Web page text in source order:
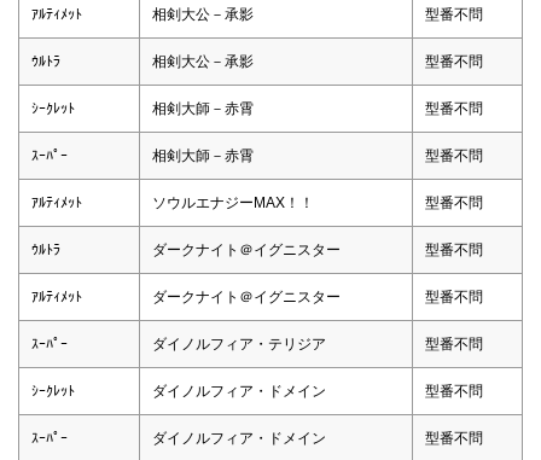
ｱﾙﾃｨﾒｯﾄ 相剣大公－承影 型番不問
ｳﾙﾄﾗ 相剣大公－承影 型番不問
ｼｰｸﾚｯﾄ 相剣大師－赤霄 型番不問
ｽｰﾊﾟｰ 相剣大師－赤霄 型番不問
ｱﾙﾃｨﾒｯﾄ ソウルエナジーMAX！！ 型番不問
ｳﾙﾄﾗ ダークナイト＠イグニスター 型番不問
ｱﾙﾃｨﾒｯﾄ ダークナイト＠イグニスター 型番不問
ｽｰﾊﾟｰ ダイノルフィア・テリジア 型番不問
ｼｰｸﾚｯﾄ ダイノルフィア・ドメイン 型番不問
ｽｰﾊﾟｰ ダイノルフィア・ドメイン 型番不問